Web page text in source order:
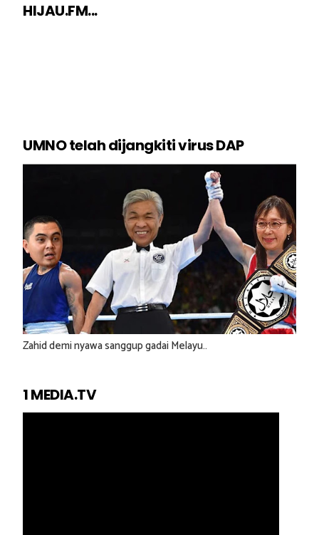
HIJAU.FM...
UMNO telah dijangkiti virus DAP
Zahid demi nyawa sanggup gadai Melayu..
1 MEDIA.TV